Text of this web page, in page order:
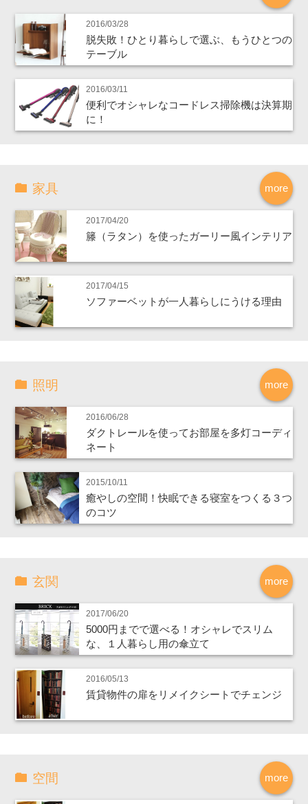
2016/03/28
脱失敗！ひとり暮らしで選ぶ、もうひとつの
テーブル
2016/03/11
便利でオシャレなコードレス掃除機は決算期
に！
more
家具
2017/04/20
籐（ラタン）を使ったガーリー風インテリア
2017/04/15
ソファーベットが一人暮らしにうける理由
more
照明
2016/06/28
ダクトレールを使ってお部屋を多灯コーディ
ネート
2015/10/11
癒やしの空間！快眠できる寝室をつくる３つ
のコツ
more
玄関
2017/06/20
5000円までで選べる！オシャレでスリム
な、１人暮らし用の傘立て
2016/05/13
賃貸物件の扉をリメイクシートでチェンジ
more
空間